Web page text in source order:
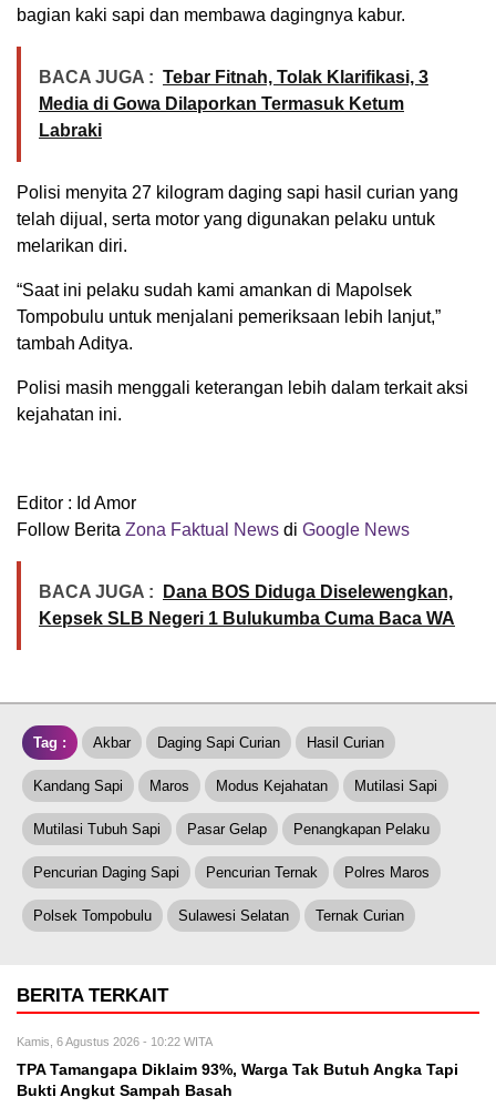
bagian kaki sapi dan membawa dagingnya kabur.
BACA JUGA : Tebar Fitnah, Tolak Klarifikasi, 3
Media di Gowa Dilaporkan Termasuk Ketum
Labraki
Polisi menyita 27 kilogram daging sapi hasil curian yang
telah dijual, serta motor yang digunakan pelaku untuk
melarikan diri.
“Saat ini pelaku sudah kami amankan di Mapolsek
Tompobulu untuk menjalani pemeriksaan lebih lanjut,”
tambah Aditya.
Polisi masih menggali keterangan lebih dalam terkait aksi
kejahatan ini.
Editor : Id Amor
Follow Berita Zona Faktual News di Google News
BACA JUGA :
Dana BOS Diduga Diselewengkan,
Kepsek SLB Negeri 1 Bulukumba Cuma Baca WA
Tag : Akbar Daging Sapi Curian Hasil Curian
Kandang Sapi Maros Modus Kejahatan Mutilasi Sapi
Mutilasi Tubuh Sapi Pasar Gelap Penangkapan Pelaku
Pencurian Daging Sapi Pencurian Ternak Polres Maros
Polsek Tompobulu Sulawesi Selatan Ternak Curian
BERITA TERKAIT
Kamis, 6 Agustus 2026 - 10:22 WITA
TPA Tamangapa Diklaim 93%, Warga Tak Butuh Angka Tapi
Bukti Angkut Sampah Basah